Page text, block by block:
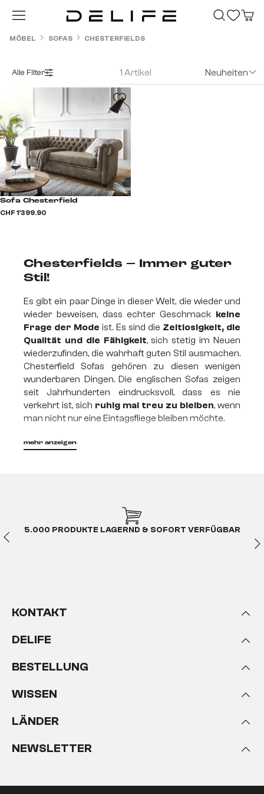
Zum Hauptinhalt springen
MÖBEL SOFAS CHESTERFIELDS
Alle Filter 1 Artikel Neuheiten
Sofa Chesterfield
CHF 1’399.90
Chesterfields – Immer guter
Stil!
Es gibt ein paar Dinge in dieser Welt, die wieder und
wieder beweisen, dass echter Geschmack keine
Frage der Mode ist. Es sind die Zeitlosigkeit, die
Qualität und die Fähigkeit, sich stetig im Neuen
wiederzufinden, die wahrhaft guten Stil ausmachen.
Chesterfield Sofas gehören zu diesen wenigen
wunderbaren Dingen. Die englischen Sofas zeigen
seit Jahrhunderten eindrucksvoll, dass es nie
verkehrt ist, sich ruhig mal treu zu bleiben, wenn
man nicht nur eine Eintagsfliege bleiben möchte.
Hochwertige und bequeme
gewohnt eleganter Kombination aus markanter
englischer Heftung und klassischem Design.
Bequemlichkeit. Chesterfield Wohnlandschaften
haben sich zu einem sehr beliebten Sofa-Stil in
deine vier Wände mit einem gleichermaßen
bringst britisches Lebensgefühl in den Raum
Accessoires und dunkle Farben. Allerdings passen
nostalgische Wohnzimmer mit Holzvertäfelung.
Chesterfield Wohnlandschaft als Dreh- und
mehr anzeigen
5.000 PRODUKTE LAGERND & SOFORT VERFÜGBAR
KONTAKT
DELIFE
BESTELLUNG
WISSEN
LÄNDER
NEWSLETTER